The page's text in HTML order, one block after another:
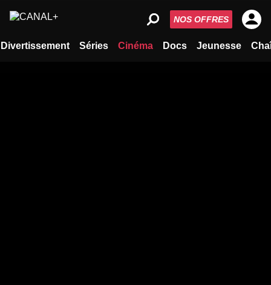
Divertissement Séries Cinéma Docs Jeunesse
NOS OFFRES